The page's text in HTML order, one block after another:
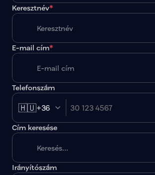
Keresztnév*
E-mail cím*
Telefonszám
🇭🇺+36
Cím keresése
Irányítószám